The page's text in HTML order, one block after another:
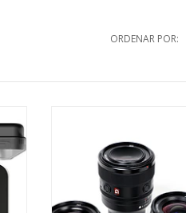
ORDENAR POR: